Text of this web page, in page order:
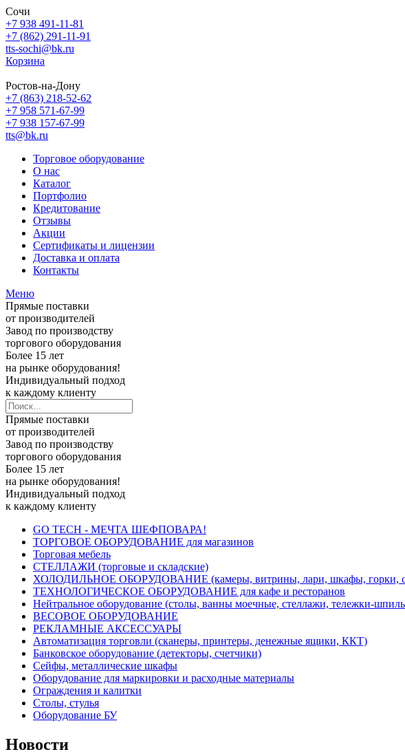
Сочи
+7 938 491-11-81
+7 (862) 291-11-91
tts-sochi@bk.ru
Корзина
Ростов-на-Дону
+7 (863) 218-52-62
+7 958 571-67-99
+7 938 157-67-99
tts@bk.ru
Торговое оборудование
О нас
Каталог
Портфолио
Кредитование
Отзывы
Акции
Сертификаты и лицензии
Доставка и оплата
Контакты
Меню
Прямые поставки
от производителей
Завод по производству
торгового оборудования
Более 15 лет
на рынке оборудования!
Индивидуальный подход
к каждому клиенту
Прямые поставки
от производителей
Завод по производству
торгового оборудования
Более 15 лет
на рынке оборудования!
Индивидуальный подход
к каждому клиенту
GO TECH - МЕЧТА ШЕФПОВАРА!
ТОРГОВОЕ ОБОРУДОВАНИЕ для магазинов
Торговая мебель
СТЕЛЛАЖИ (торговые и складские)
ХОЛОДИЛЬНОЕ ОБОРУДОВАНИЕ (камеры, витрины, лари, шкафы, горки,
ТЕХНОЛОГИЧЕСКОЕ ОБОРУДОВАНИЕ для кафе и ресторанов
Нейтральное оборудование (столы, ванны моечные, стеллажи, тележки-
ВЕСОВОЕ ОБОРУДОВАНИЕ
РЕКЛАМНЫЕ АКСЕССУАРЫ
Автоматизация торговли (сканеры, принтеры, денежные ящики, ККТ)
Банковское оборудование (детекторы, счетчики)
Сейфы, металлические шкафы
Оборудование для маркировки и расходные материалы
Ограждения и калитки
Столы, стулья
Оборудование БУ
Новости